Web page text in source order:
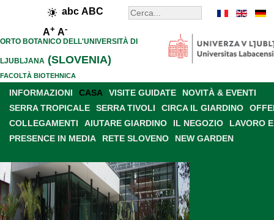
abc ABC
A+ A-
ORTO BOTANICO DELL'UNIVERSITÀ DI
LJUBLJANA (SLOVENIA)
FACOLTÀ BIOTEHNICA
INFORMAZIONI CASA VISITE GUIDATE
NOVITÀ & EVENTI
SERRA TROPICALE
SERRA TIVOLI CIRCA IL GIARDINO
COLLEGAMENTI
AIUTARE GIARDINO IL NEGOZIO
LAVORO
PRESENCE IN MEDIA
RETE SLOVENO NEW GARDEN